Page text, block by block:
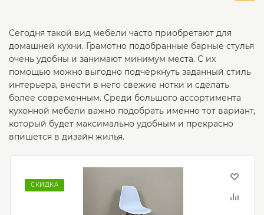
Сегодня такой вид мебели часто приобретают для
домашней кухни. Грамотно подобранные барные стулья
очень удобны и занимают минимум места. С их
помощью можно выгодно подчеркнуть заданный стиль
интерьера, внести в него свежие нотки и сделать
более современным. Среди большого ассортимента
кухонной мебели важно подобрать именно тот вариант,
который будет максимально удобным и прекрасно
впишется в дизайн жилья.
СКИДКА